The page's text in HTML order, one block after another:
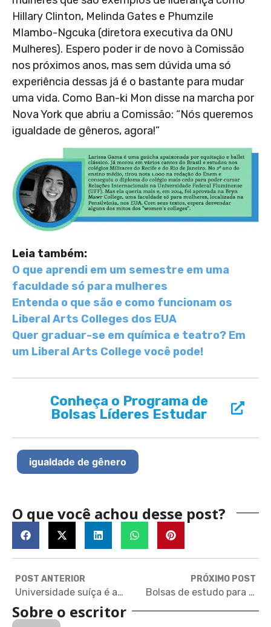
Hillary Clinton, Melinda Gates e Phumzile
Mlambo-Ngcuka (diretora executiva da ONU
Mulheres). Espero poder ir de novo à Comissão
nos próximos anos, mas sem dúvida uma só
experiência dessas já é o bastante para mudar
uma vida. Como Ban-ki Mon disse na marcha por
Nova York que abriu a Comissão: “Nós queremos
igualdade de gêneros, agora!”
Leia também:
O que aprendi em um semestre em uma
faculdade só para mulheres
Entenda o que são e como funcionam os
Liberal Arts Colleges dos EUA
Quer graduar-se em química e teatro? Em
um Liberal Arts College você pode!
Conheça o Programa de
Bolsas Líderes Estudar
igualdade de gênero
O que você achou desse post?
POST ANTERIOR
Universidade suíça é a melhor em ranking de instituições ‘jovens’
PRÓXIMO POST
Bolsas de estudo para curso de empreendedorismo na Coreia do Sul
Sobre o escritor